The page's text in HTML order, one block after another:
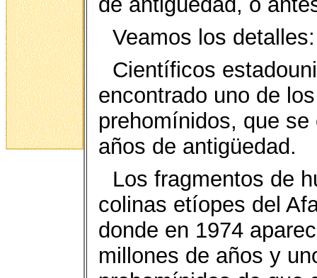
Veamos los detalles:
Científicos
encontrado uno de
prehomínidos, que
años de antigüedad.
Los fragmentos de
colinas etíopes del
donde en 1974
millones de años y